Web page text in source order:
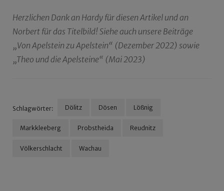
Herzlichen Dank an Hardy für diesen Artikel und an
Norbert für das Titelbild! Siehe auch unsere Beiträge
„Von Apelstein zu Apelstein“ (Dezember 2022) sowie
„Theo und die Apelsteine“ (Mai 2023)
Schlagwörter: Dölitz Dösen Lößnig
Markkleeberg Probstheida Reudnitz
Völkerschlacht Wachau